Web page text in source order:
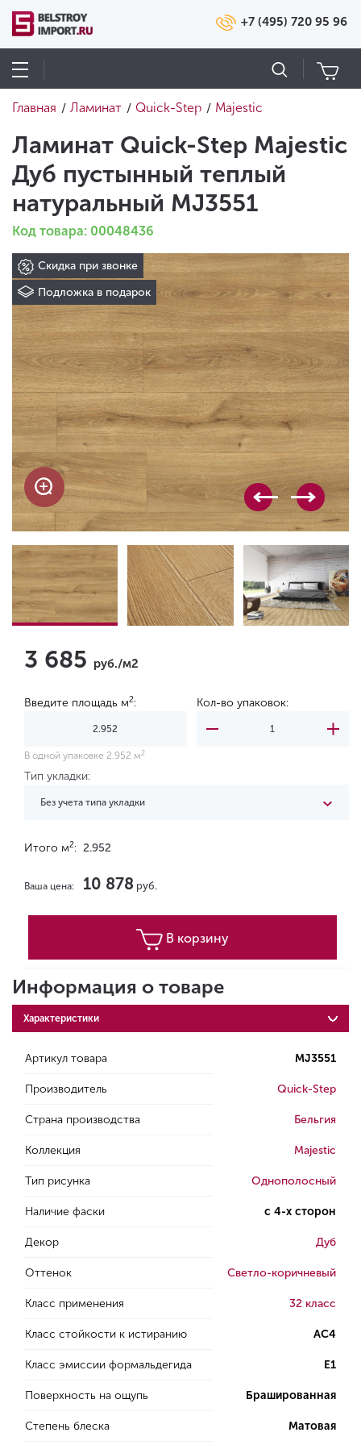
+7 (495) 720 95 96
Главная / Ламинат / Quick-Step / Majestic
Ламинат Quick-Step Majestic
Дуб пустынный теплый
натуральный MJ3551
Код товара: 00048436
Скидка при звонке
Подложка в подарок
3 685 руб./м2
Введите площадь м2: Кол-во упаковок:
В одной упаковке 2.952 м 2
Тип укладки:
Без учета типа укладки
Итого м2: 2.952
Ваша цена: 10 878 руб.
В корзину
Информация о товаре
Характеристики
Артикул товара MJ3551
Производитель Quick-Step
Страна производства Бельгия
Коллекция Majestic
Тип рисунка Однополосный
Наличие фаски с 4-х сторон
Декор Дуб
Оттенок Светло-коричневый
Класс применения 32 класс
Класс стойкости к истиранию AC4
Класс эмиссии формальдегида E1
Поверхность на ощупь Брашированная
Степень блеска Матовая